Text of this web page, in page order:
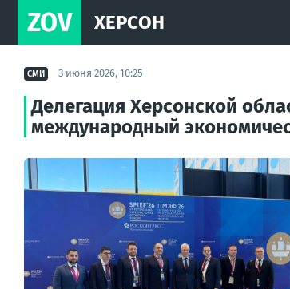
ZOV ХЕРСОН
СМИ 3 июня 2026, 10:25
Делегация Херсонской
международный